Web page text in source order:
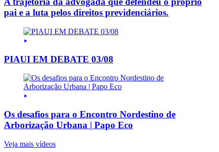
pai e a luta pelos direitos previdenciários.
PIAUI EM DEBATE 03/08
Os desafios para o Encontro Nordestino de
Arborização Urbana | Papo Eco
Veja mais vídeos